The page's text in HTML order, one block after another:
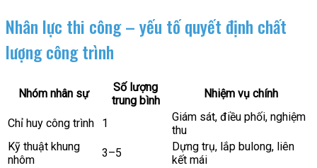
Nhân lực thi công – yếu tố quyết định chất
lượng công trình
Nhóm nhân sự
Số lượng
trung bình
Nhiệm vụ chính
Chỉ huy công trình 1
Giám sát, điều phối, nghiệm
thu
Kỹ thuật khung
nhôm
3–5
Dựng trụ, lắp bulong, liên
kết mái